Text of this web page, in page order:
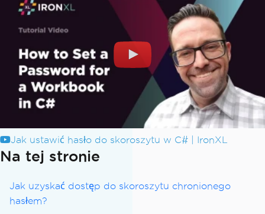
Jak ustawić hasło do skoroszytu w C# | IronXL
Na tej stronie
Jak uzyskać dostęp do skoroszytu chronionego
hasłem?